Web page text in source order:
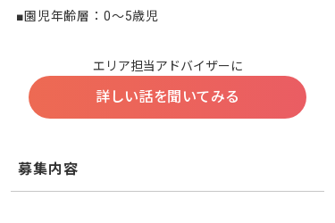
■園児年齢層：0～5歳児
エリア担当アドバイザーに
詳しい話を聞いてみる
募集内容